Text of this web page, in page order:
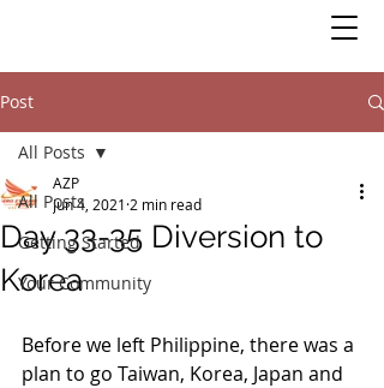
Post
All Posts
Getting Started
Your Community
All Posts
Day 33-35 Diversion to
Korea
AZP
Jun 4, 2021 2 min read
Before we left Philippine, there was a
plan to go Taiwan, Korea, Japan and